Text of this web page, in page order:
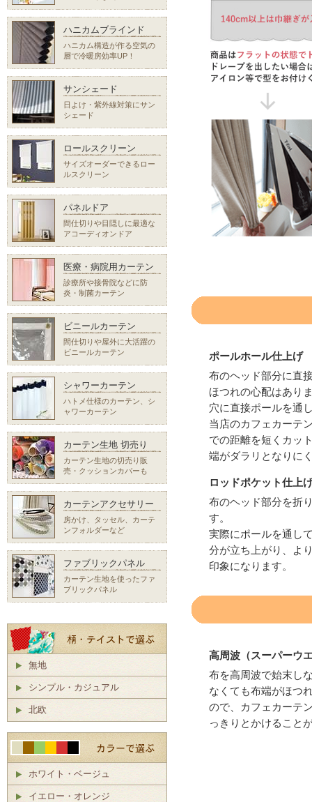
ポールホール仕上げ
布のヘッド部分に直
ほつれの心配はあり
穴に直接ポールを通
当店のカフェカーテ
での距離を短くカッ
端がダラリとなりに
ロッドポケット仕上
布のヘッド部分を折
す。
実際にポールを通し
分が立ち上がり、よ
印象になります。
高周波（スーパーウ
布を高周波で始末し
なくても布端がほつ
ので、カフェカーテ
っきりとかけること
ハニカムブラインド
ハニカム構造が作る空気の
層で冷暖房効率UP！
サンシェード
日よけ・紫外線対策にサン
シェード
ロールスクリーン
サイズオーダーできるロー
ルスクリーン
パネルドア
間仕切りや目隠しに最適な
アコーディオンドア
医療・病院用カーテン
診療所や接骨院などに防
炎・制菌カーテン
ビニールカーテン
間仕切りや屋外に大活躍の
ビニールカーテン
シャワーカーテン
ハトメ仕様のカーテン、シ
ャワーカーテン
カーテン生地 切売り
カーテン生地の切売り販
売・クッションカバーも
カーテンアクセサリー
房かけ、タッセル、カーテ
ンフォルダーなど
ファブリックパネル
カーテン生地を使ったファ
ブリックパネル
無地
シンプル・カジュアル
北欧
ホワイト・ベージュ
イエロー・オレンジ